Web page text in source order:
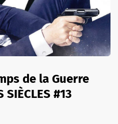
de la Guerre
SIÈCLES #13